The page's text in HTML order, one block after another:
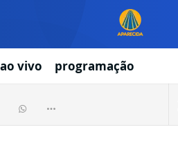
vivo programação